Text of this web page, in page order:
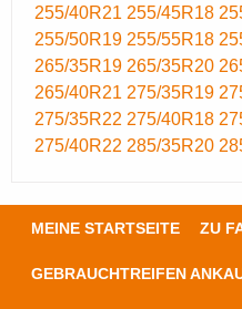
255/40R21 255/45R18
255/50R19 255/55R18
265/35R19 265/35R20
265/40R21 275/35R19
275/35R22 275/40R18
275/40R22 285/35R20
MEINE STARTSEITE ZU
GEBRAUCHTREIFEN